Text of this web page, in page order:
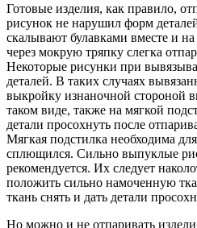
Готовые изделия, как правило,
рисунок не нарушил форм
скалывают булавками вместе и
через мокрую тряпку слегка
Некоторые рисунки при
деталей. В таких случаях
выкройку изнаночной стороной
таком виде, также на мягкой
детали просохнуть после
Мягкая подстилка необходима
сплющился. Сильно выпуклые
рекомендуется. Их следует
положить сильно намоченную
ткань снять и дать детали
Но можно и не отпаривать